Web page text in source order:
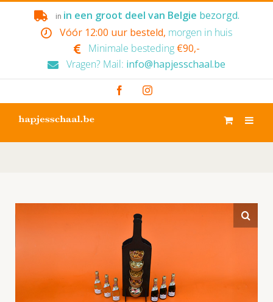
in in een groot deel van Belgie bezorgd.
Vóór 12:00 uur besteld, morgen in huis
Minimale besteding €90,-
Vragen? Mail: info@hapjesschaal.be
FacebookInstagram